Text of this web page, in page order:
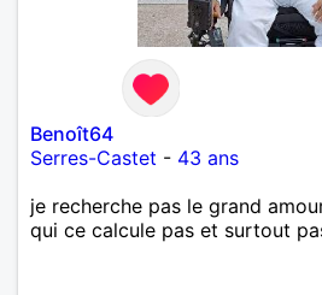
Benoît64
Serres-Castet - 43 ans
je recherche pas le grand
qui ce calcule pas et surtout